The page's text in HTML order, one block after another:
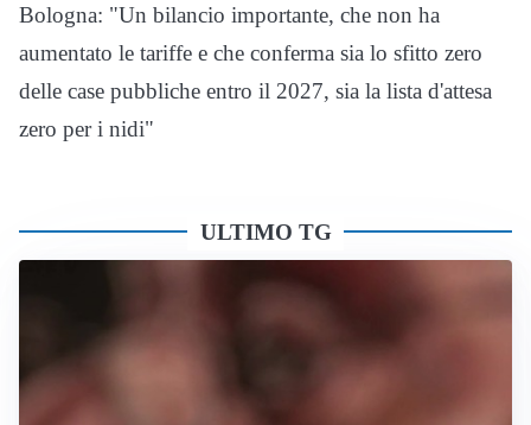
Bologna: "Un bilancio importante, che non ha
aumentato le tariffe e che conferma sia lo sfitto zero
delle case pubbliche entro il 2027, sia la lista d'attesa
zero per i nidi"
ULTIMO TG